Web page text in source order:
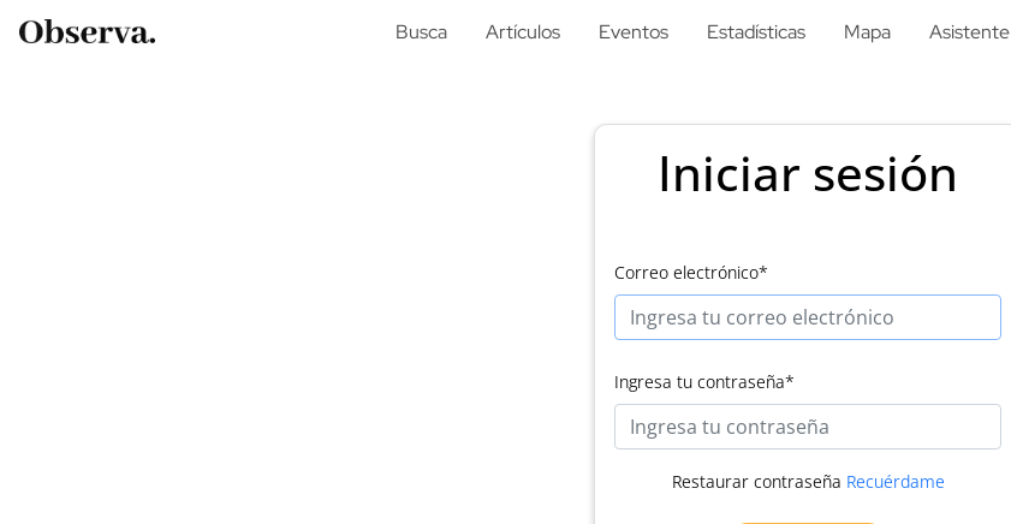
Busca Artículos Eventos Estadísticas Mapa Asistente
Iniciar sesión
Correo electrónico*
Ingresa tu contraseña*
Restaurar contraseña Recuérdame